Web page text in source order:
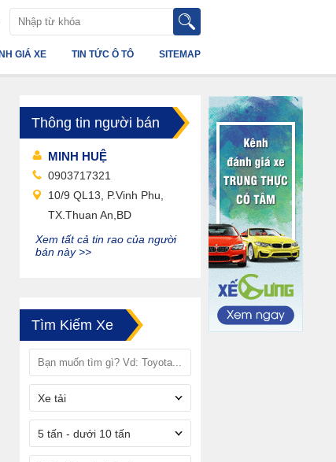
SITEMAP
TIN TỨC Ô TÔ
GIÁ XE
Thông tin người bán
MINH HUỆ
0903717321
10/9 QL13, P.Vinh Phu,
TX.Thuan An,BD
Xem tất cả tin rao của người
bán này >>
Tìm Kiếm Xe
Xe tải
5 tấn - dưới 10 tấn